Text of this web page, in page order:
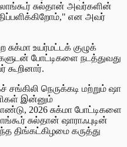
சுல்தான் அவர்களின்
என அவர்
உயர்மட்டக் குழுக்
போட்டிகளை நடத்துவது
கூறினார்.
நெருக்கடி மற்றும் ஷா
இன்னும்
2026 சுக்மா போட்டிகளை
சுல்தான் ஷாராஃபுடின்
திங்கட்கிழமை கருத்து